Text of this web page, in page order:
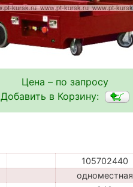
Цена – по запросу
Добавить в Корзину:
105702440
одноместная